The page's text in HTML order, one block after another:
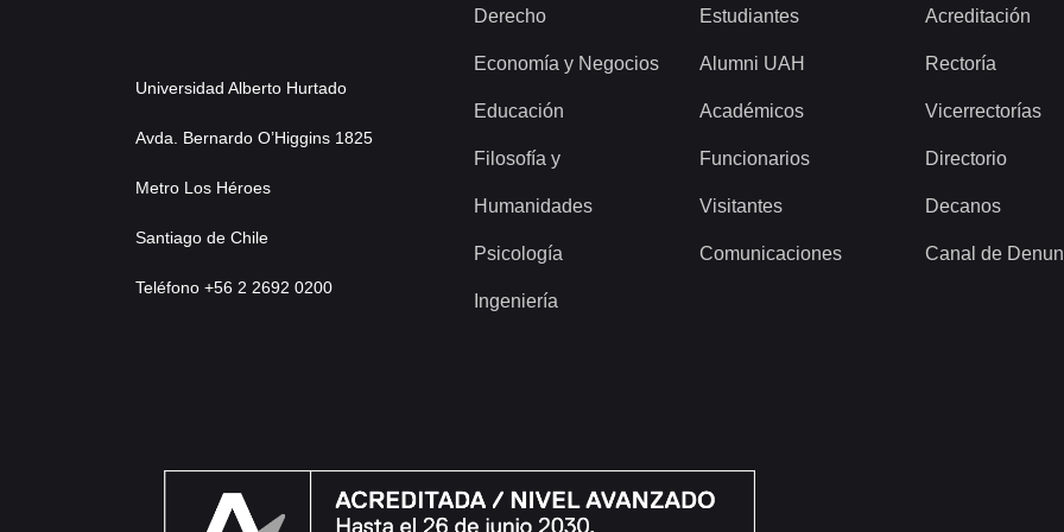
Universidad Alberto Hurtado
Avda. Bernardo O’Higgins 1825
Metro Los Héroes
Santiago de Chile
Teléfono +56 2 2692 0200
Derecho
Economía y Negocios
Educación
Filosofía y
Humanidades
Psicología
Ingeniería
Estudiantes
Alumni UAH
Académicos
Funcionarios
Visitantes
Comunicaciones
Acreditación
Rectoría
Vicerrectorías
Directorio
Decanos
Canal de